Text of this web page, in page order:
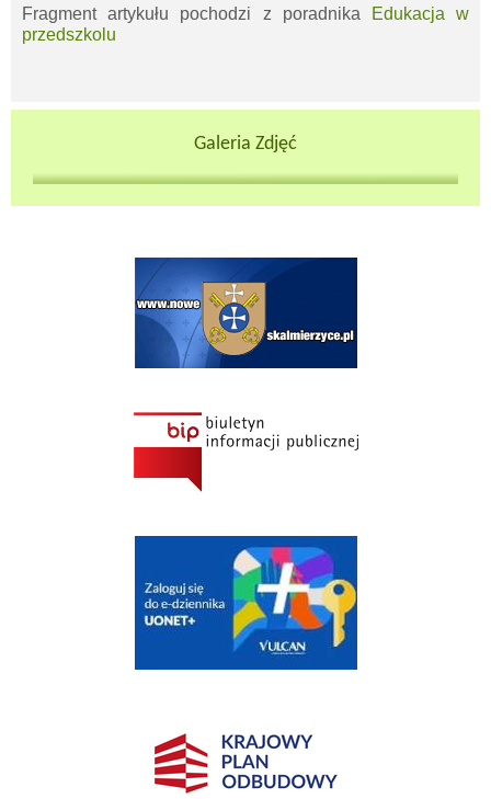
Fragment artykułu pochodzi z poradnika
Will open in
Edukacja w
przedszkolu
Galeria Zdjęć